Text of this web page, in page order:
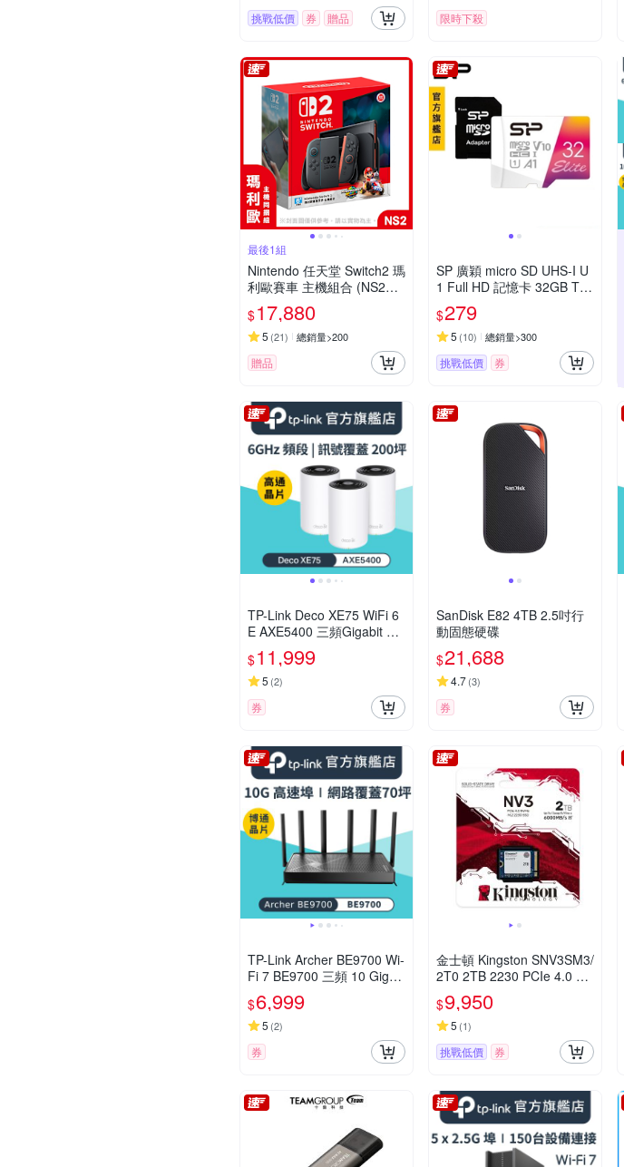
挑戰低價 券 贈品 限時下殺
最後1組
Nintendo 任天堂 Switch2 瑪
利歐賽車 主機組合 (NS2台
灣公司貨)
$17,880
5 (21) 總銷量>200
贈品
SP 廣穎 micro SD UHS-I U
1 Full HD 記憶卡 32GB TF
卡
$279
5 (10) 總銷量>300
挑戰低價 券
TP-Link Deco XE75 WiFi 6
E AXE5400 三頻Gigabit 真
Mesh 無線網路網狀路由器
(Wi-Fi 6E分享器)(三入組)
$11,999
5 (2)
券
SanDisk E82 4TB 2.5吋行
動固態硬碟
$21,688
4.7(3)
券
TP-Link Archer BE9700 Wi-
Fi 7 BE9700 三頻 10 Gigab
it 無線網路路由器(WiFi 7分
享器/雙10G/VPN)
$6,999
5 (2)
券
金士頓 Kingston SNV3SM3/
2T0 2TB 2230 PCIe 4.0 NV
Me NV3 SSD固態硬碟
$9,950
5 (1)
挑戰低價 券